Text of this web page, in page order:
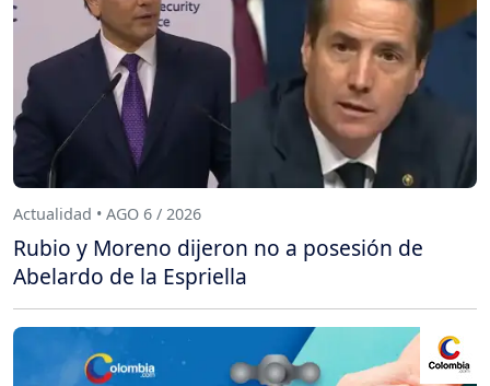
Actualidad • AGO 6 / 2026
Rubio y Moreno dijeron no a posesión de
Abelardo de la Espriella